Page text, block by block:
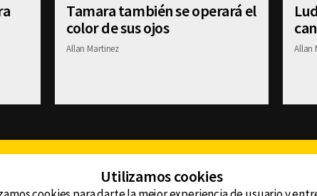
Tamara también se operará el
color de sus ojos
Allan Martinez Allan
Utilizamos cookies